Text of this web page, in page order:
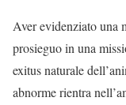
Aver evidenziato una
prosieguo in una
exitusnaturale
abnorme rientra